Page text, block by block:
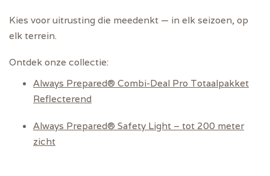
Kies voor uitrusting die meedenkt — in elk seizoen, op
elk terrein.
Ontdek onze collectie:
Always Prepared® Combi-Deal Pro Totaalpakket
Reflecterend
Always Prepared® Safety Light – tot 200 meter
zicht